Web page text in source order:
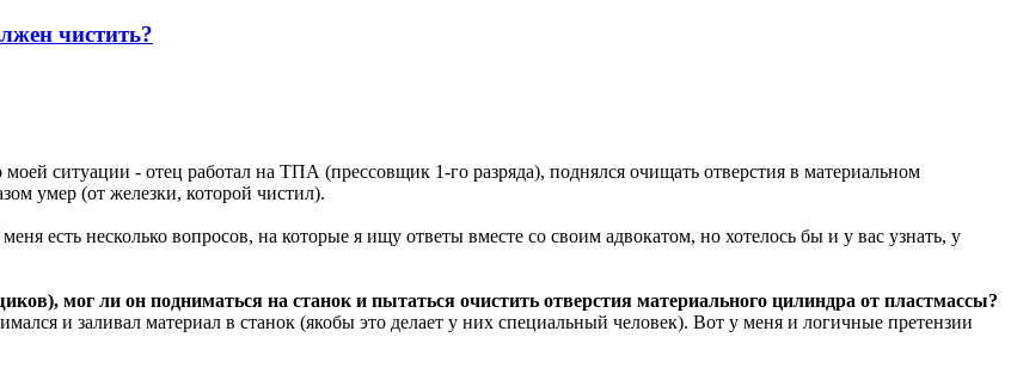
чистить?
ситуации - отец работал на ТПА (прессовщик 1-го разряда), поднялся очищать отверстия в материальном
умер (от железки, которой чистил).
есть несколько вопросов, на которые я ищу ответы вместе со своим адвокатом, но хотелось бы и у вас узнать, у
мог ли он подниматься на станок и пытаться очистить отверстия материального цилиндра от пластмассы?
и заливал материал в станок (якобы это делает у них специальный человек). Вот у меня и логичные претензии